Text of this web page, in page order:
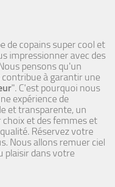
de copains super cool et
impressionner avec des
pensons qu'un
à garantir une
". C'est pourquoi nous
expérience de
et transparente, un
et des femmes et
Réservez votre
Nous allons remuer ciel
plaisir dans votre